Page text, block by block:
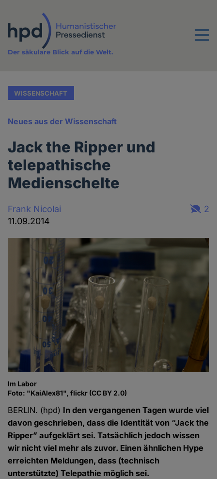
Inhalt
Menu
Der säkulare Blick auf die Welt.
WISSENSCHAFT
Neues aus der Wissenschaft
Jack the Ripper und
telepathische
Medienschelte
Frank Nicolai
11.09.2014
2
Im Labor
Foto: "KaiAlex81", flickr (CC BY 2.0)
BERLIN. (hpd) In den vergangenen Tagen wurde viel
davon geschrieben, dass die Identität von “Jack the
Ripper” aufgeklärt sei. Tatsächlich jedoch wissen
wir nicht viel mehr als zuvor. Einen ähnlichen Hype
erreichten Meldungen, dass (technisch
unterstützte) Tele­pathie möglich sei.